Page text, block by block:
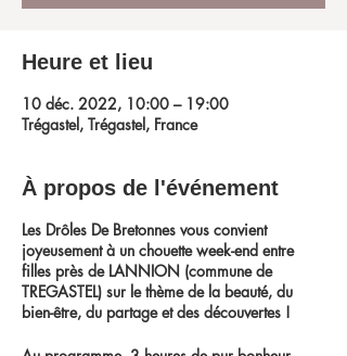
Heure et lieu
10 déc. 2022, 10:00 – 19:00
Trégastel, Trégastel, France
À propos de l'événement
Les Drôles De Bretonnes vous convient
joyeusement à un chouette week-end entre
filles près de LANNION (commune de
TREGASTEL) sur le thème de la beauté, du
bien-être, du partage et des découvertes !